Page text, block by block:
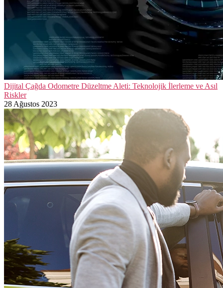
Dijital Çağda Odometre Düzeltme Aleti: Teknolojik İlerleme ve Asıl
Riskler
28 Ağustos 2023